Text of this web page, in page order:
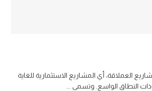
العملاقة، أي المشاريع الاستثمارية للغاية
النطاق الواسع. وتسمى ...